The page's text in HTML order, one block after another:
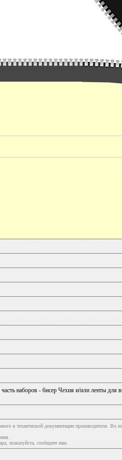
наборов - бисер Чехия и/или ленты для
в технической документации производителя. Во
пожалуйста, сообщите нам.